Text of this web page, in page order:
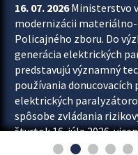
16. 07. 2026Ministerstvo
modernizácii
Policajného zboru. Do
generácia elektrických
predstavujú významný
používania donucovacích
elektrických
spôsobe zvládania
štvrtok 16. júla 2026
Rastislav Polakovič a